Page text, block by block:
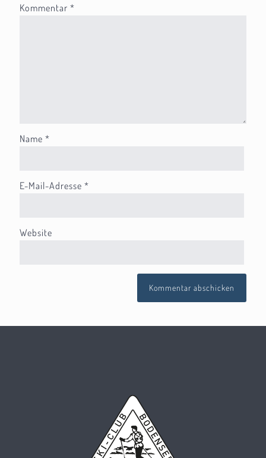
Kommentar *
Name *
E-Mail-Adresse *
Website